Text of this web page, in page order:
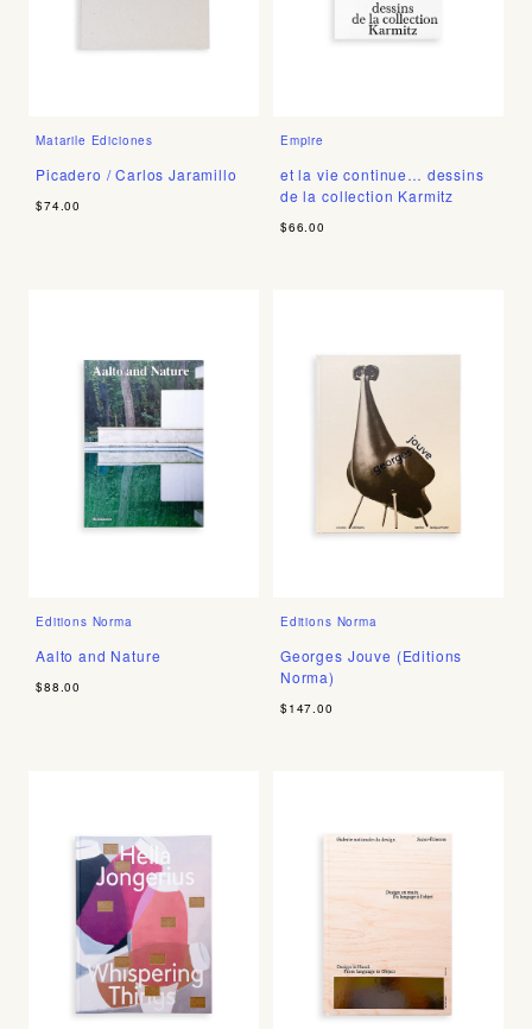
Matarile Ediciones
Picadero / Carlos Jaramillo
$74.00
Empire
et la vie continue… dessins
de la collection Karmitz
$66.00
Editions Norma
Aalto and Nature
$88.00
Editions Norma
Georges Jouve (Editions
Norma)
$147.00